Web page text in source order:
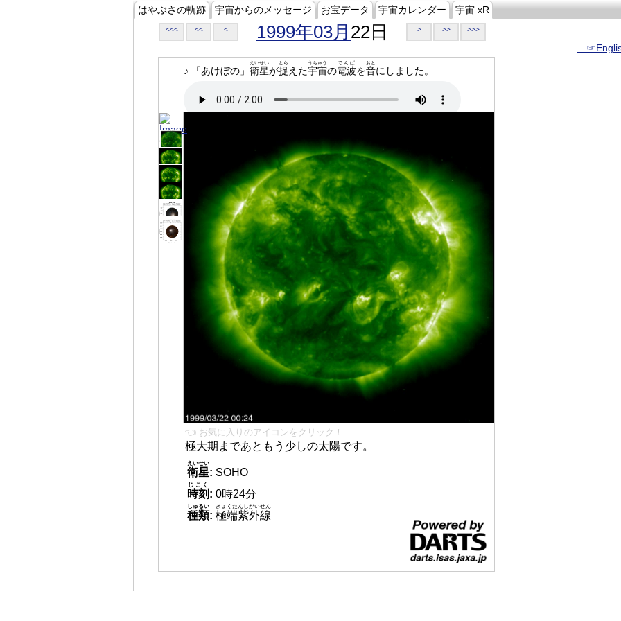
はやぶさの軌跡 宇宙からのメッセージ お宝データ 宇宙カレンダー 宇宙 xR
<<< << < 1999年03月 22日 > >> >>>
♪ 「あけぼの」 衛星
えいせい
が捉
とら
えた宇宙
うちゅう
の電波
でんぱ
を音
おと
にしました。
👈 お気に入りのアイコンをクリック！
極大期まであともう少しの太陽です。
衛星
えいせい
: SOHO
時刻
じこく
: 0時24分
種類
しゅるい
: 極端紫外線
きょくたんしがいせん